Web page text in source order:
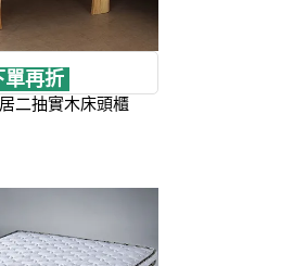
單再折
二抽實木床頭櫃